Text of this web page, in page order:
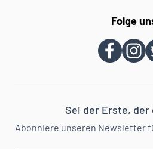
Folge
Sei der Erste,
Abonniere unseren Newsletter